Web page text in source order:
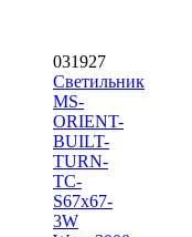
031927
Светильник
MS-
ORIENT-
BUILT-
TURN-
TC-
S67x67-
3W